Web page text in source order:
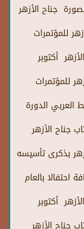
جناح الأزهر
للمؤتمرات
أكتوبر
للمؤتمرات
الدورة
جناح الأزهر
بذكرى تأسيسه
احتفالا بالعام
أكتوبر
جناح الأزهر